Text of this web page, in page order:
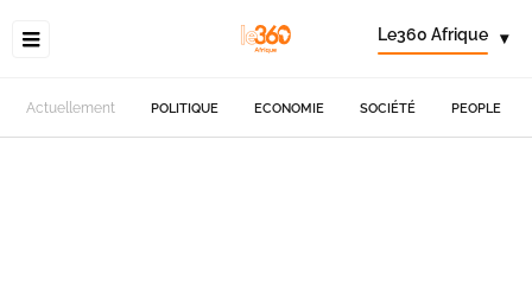
Le360 Afrique ▾
Actuellement POLITIQUE ECONOMIE SOCIÉTÉ PEOPLE